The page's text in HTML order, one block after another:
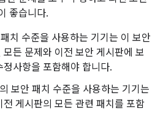
좋습니다.
치 수준을 사용하는 기기는 이 보안
든 문제와 이전 보안 게시판에 보
사항을 포함해야 합니다.
보안 패치 수준을 사용하는 기기는
전 게시판의 모든 관련 패치를 포함